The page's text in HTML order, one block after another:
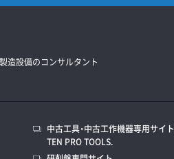
製造設備のコンサルタント
中古工具・中古工作機器専用サイト
TEN PRO TOOLS.